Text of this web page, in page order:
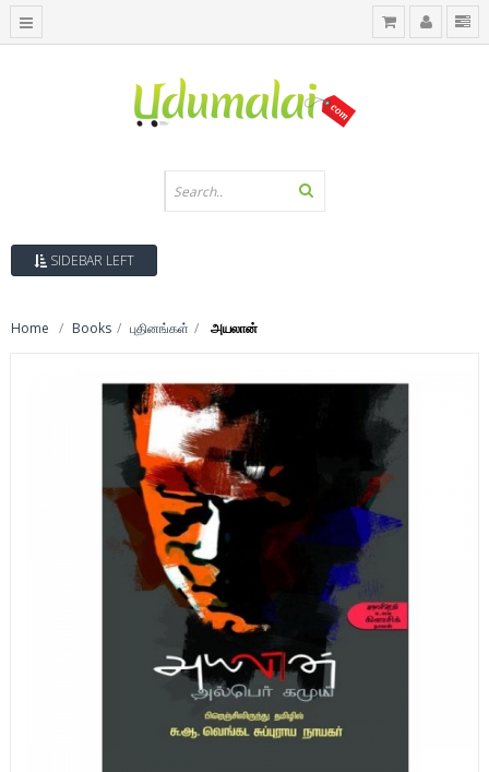
SIDEBAR LEFT
Home Books புதினங்கள் அயலான்